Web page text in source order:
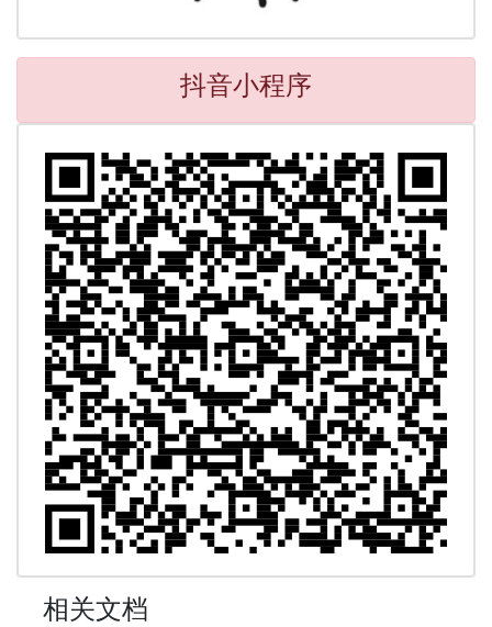
抖音小程序
相关文档